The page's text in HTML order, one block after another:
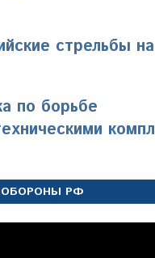
стрельбы
по борьбе
РФ